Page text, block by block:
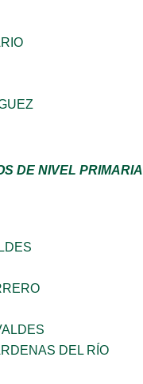
DE NIVEL PRIMARIA
DEL RÍO